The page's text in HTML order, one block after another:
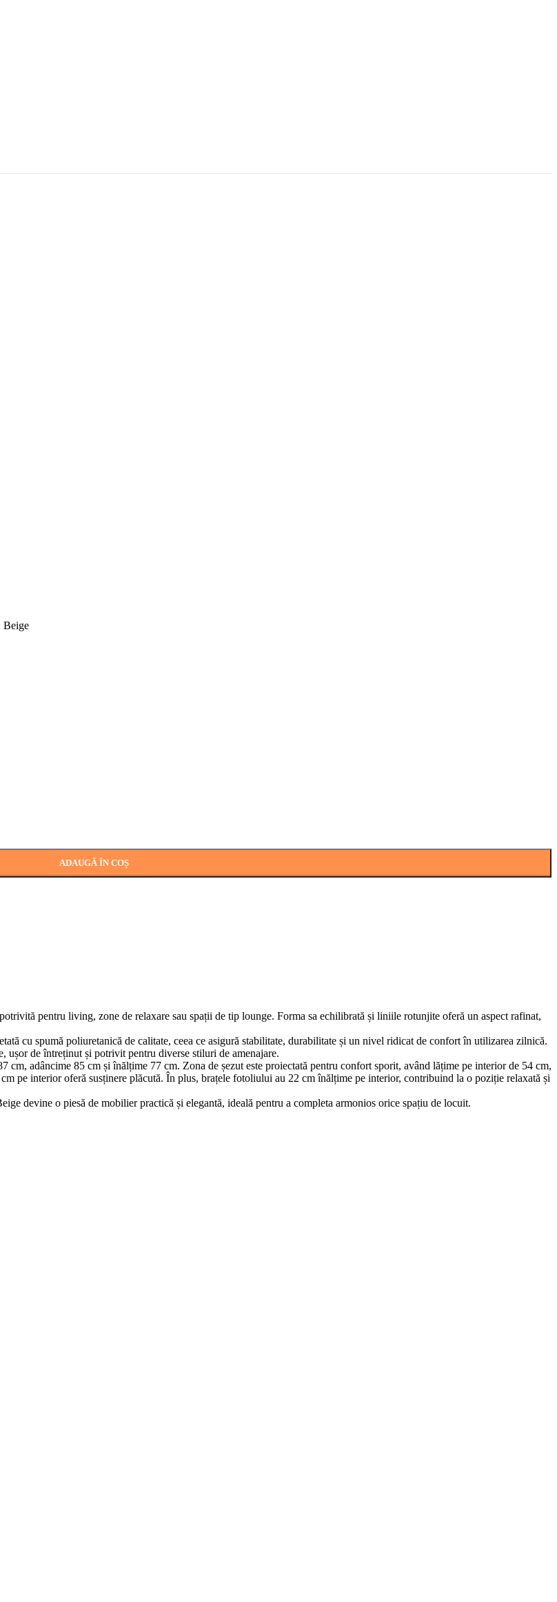
ADAUGĂ ÎN COȘ
pentru living, zone de relaxare sau spații de tip lounge. Forma sa echilibrată și liniile rotunjite oferă un aspect rafinat,
cu spumă poliuretanică de calitate, ceea ce asigură stabilitate, durabilitate și un nivel ridicat de confort în utilizarea zilnică.
ușor de întreținut și potrivit pentru diverse stiluri de amenajare.
adâncime 85 cm și înălțime 77 cm. Zona de șezut este proiectată pentru confort sporit, având lățime pe interior de 54 cm,
pe interior oferă susținere plăcută. În plus, brațele fotoliului au 22 cm înălțime pe interior, contribuind la o poziție relaxată și
devine o piesă de mobilier practică și elegantă, ideală pentru a completa armonios orice spațiu de locuit.